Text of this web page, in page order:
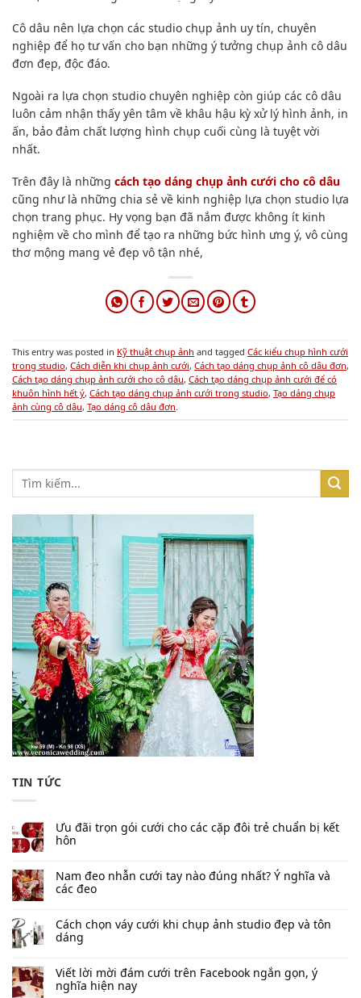
Cô dâu nên lựa chọn các studio chụp ảnh uy tín, chuyên
nghiệp để họ tư vấn cho bạn những ý tưởng chụp ảnh cô dâu
đơn đẹp, độc đáo.
Ngoài ra lựa chọn studio chuyên nghiệp còn giúp các cô dâu
luôn cảm nhận thấy yên tâm về khâu hậu kỳ xử lý hình ảnh, in
ấn, bảo đảm chất lượng hình chụp cuối cùng là tuyệt vời
nhất.
Trên đây là những cách tạo dáng chụp ảnh cưới cho cô dâu
cũng như là những chia sẻ về kinh nghiệp lựa chọn studio lựa
chọn trang phục. Hy vọng bạn đã nắm được không ít kinh
nghiệm về cho mình để tạo ra những bức hình ưng ý, vô cùng
thơ mộng mang vẻ đẹp vô tận nhé,
This entry was posted in Kỹ thuật chụp ảnh and tagged Các kiểu chụp hình cưới
trong studio, Cách diễn khi chụp ảnh cưới, Cách tạo dáng chụp ảnh cô dâu đơn,
Cách tạo dáng chụp ảnh cưới cho cô dâu, Cách tạo dáng chụp ảnh cưới để có
khuôn hình hết ý, Cách tạo dáng chụp ảnh cưới trong studio, Tạo dáng chụp
ảnh cùng cô dâu, Tạo dáng cô dâu đơn.
TIN TỨC
Ưu đãi trọn gói cưới cho các cặp đôi trẻ chuẩn bị kết
hôn
Nam đeo nhẫn cưới tay nào đúng nhất​? Ý nghĩa và
các đeo
Cách chọn váy cưới khi chụp ảnh studio đẹp và tôn
dáng
Viết lời mời đám cưới trên Facebook​ ngắn gọn, ý
nghĩa hiện nay